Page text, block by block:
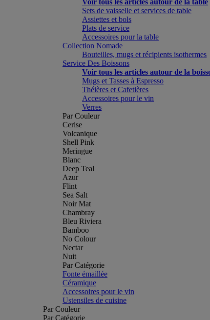
Voir tous les articles autour de la table
Sets de vaisselle et services de table
Assiettes et bols
Plats de service
Accessoires pour la table
Collection Nomade
Bouteilles, mugs et récipients isothermes
Service Des Boissons
Voir tous les articles autour de la
Mugs et Tasses à Espresso
Théières et Cafetières
Accessoires pour le vin
Verres
Par Couleur
Cerise
Volcanique
Shell Pink
Meringue
Blanc
Deep Teal
Azur
Flint
Sea Salt
Noir Mat
Chambray
Bleu Riviera
Bamboo
No Colour
Nectar
Nuit
Par Catégorie
Fonte émaillée
Céramique
Accessoires pour le vin
Ustensiles de cuisine
Par Couleur
Par Catégorie